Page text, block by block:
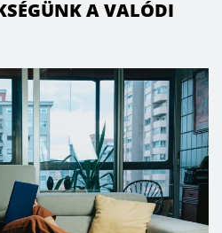
A VALÓDI